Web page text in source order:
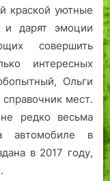
краской уютные
и дарят эмоции
совершить
интересных
Ольги
мест.
редко весьма
автомобиле в
в 2017 году,